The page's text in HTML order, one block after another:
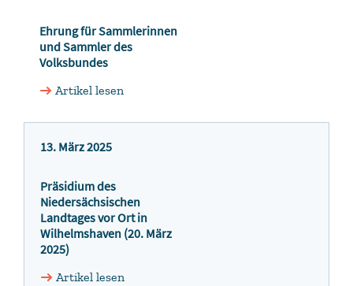
Ehrung für Sammlerinnen
und Sammler des
Volksbundes
Artikel lesen
13. März 2025
Präsidium des
Niedersächsischen
Landtages vor Ort in
Wilhelmshaven (20. März
2025)
Artikel lesen